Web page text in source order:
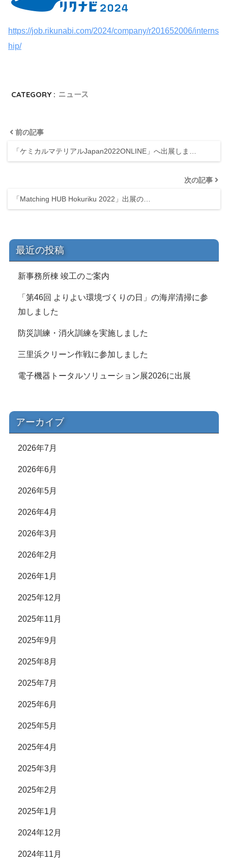
https://job.rikunabi.com/2024/company/r201652006/interns
hip/
CATEGORY : ニュース
前の記事
「ケミカルマテリアルJapan2022ONLINE」へ出展しま…
次の記事
「Matching HUB Hokuriku 2022」出展の…
最近の投稿
新事務所棟 竣工のご案内
「第46回 よりよい環境づくりの日」の海岸清掃に参
加しました
防災訓練・消火訓練を実施しました
三里浜クリーン作戦に参加しました
電子機器トータルソリューション展2026に出展
アーカイブ
2026年7月
2026年6月
2026年5月
2026年4月
2026年3月
2026年2月
2026年1月
2025年12月
2025年11月
2025年9月
2025年8月
2025年7月
2025年6月
2025年5月
2025年4月
2025年3月
2025年2月
2025年1月
2024年12月
2024年11月